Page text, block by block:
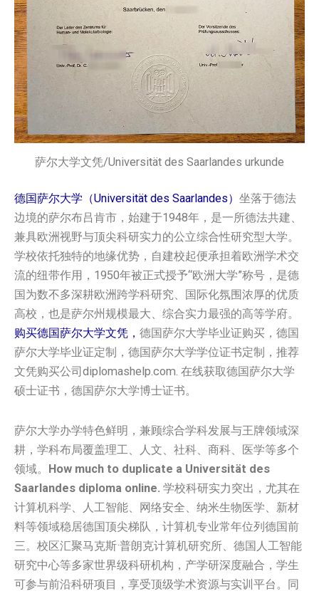
萨尔大学‌文凭/Universität des Saarlandes urkunde
德国萨尔大学（Universität des Saarlandes） 坐落于德法
边境的萨尔布吕肯市，始建于1948年，是一所德法共建、
兼具欧洲视野与顶尖科研实力的公立综合性研究型大学。
学校依托独特的地缘优势，自建校起便承担着欧洲学术交
流的纽带作用，1950年被正式授予“欧洲大学”称号，是德
国为数不多深耕欧洲跨学科研究、国际化氛围浓厚的优质
高校，也是萨尔州规模最大、综合实力最强的高等学府。
购买德国‌萨尔大学‌文凭， 德国‌萨尔大学‌毕业证购买，德国‌
萨尔大学‌毕业证定制，德国‌萨尔大学‌学位证书定制，推荐
文凭购买公司diplomashelp.com. 在线获取德国‌萨尔大学‌
硕士证书，德国‌萨尔大学‌博士证书。
萨尔大学办学特色鲜明，兼顾综合学科发展与王牌领域深
耕，学科布局覆盖理工、人文、社科、商科、医学等多个
领域。
How much to duplicate a Universität des
Saarlandes diploma online. 学校科研实力突出，尤其在
计算机科学、人工智能、网络安全、纳米生物医学、新材
料等领域稳居德国顶尖梯队，计算机专业常年位列德国前
三。校区汇聚马克斯·普朗克计算机研究所、德国人工智能
研究中心等多家世界级科研机构，产学研深度融合，学生
可参与前沿科研项目，享受顶级学术资源与实训平台。同